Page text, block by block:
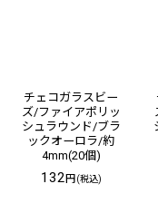
チェコガラスビー
ズ/ファイアポリッ
シュラウンド/ブラ
ックオーロラ/約
4mm(20個)
132円(税込)